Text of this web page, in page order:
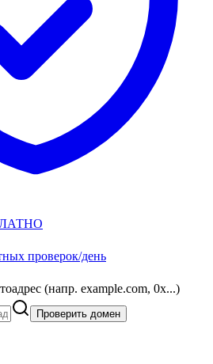
проверок/день
(напр. example.com, 0x...)
Проверить домен